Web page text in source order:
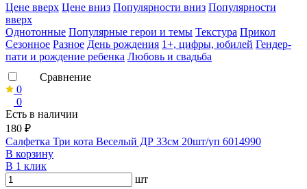
Ценe вверх Ценe вниз Популярности вниз Популярности
вверх
Однотонные Популярные герои и темы Текстура Прикол
Сезонное Разное День рождения 1+, цифры, юбилей Гендер-
пати и рождение ребенка Любовь и свадьба
Сравнение
0
0
Есть в наличии
180 ₽
Салфетка Три кота Веселый ДР 33см 20шт/уп 6014990
В корзину
В 1 клик
шт